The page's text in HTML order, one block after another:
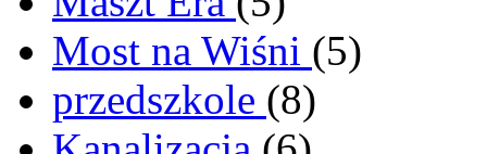
Most na Wiśni (5)
przedszkole (8)